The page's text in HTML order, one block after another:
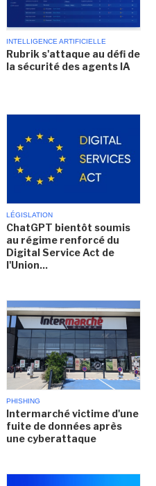
INTELLIGENCE ARTIFICIELLE
Rubrik s'attaque au défi de
la sécurité des agents IA
LÉGISLATION
ChatGPT bientôt soumis
au régime renforcé du
Digital Service Act de
l'Union...
PHISHING
Intermarché victime d'une
fuite de données après
une cyberattaque